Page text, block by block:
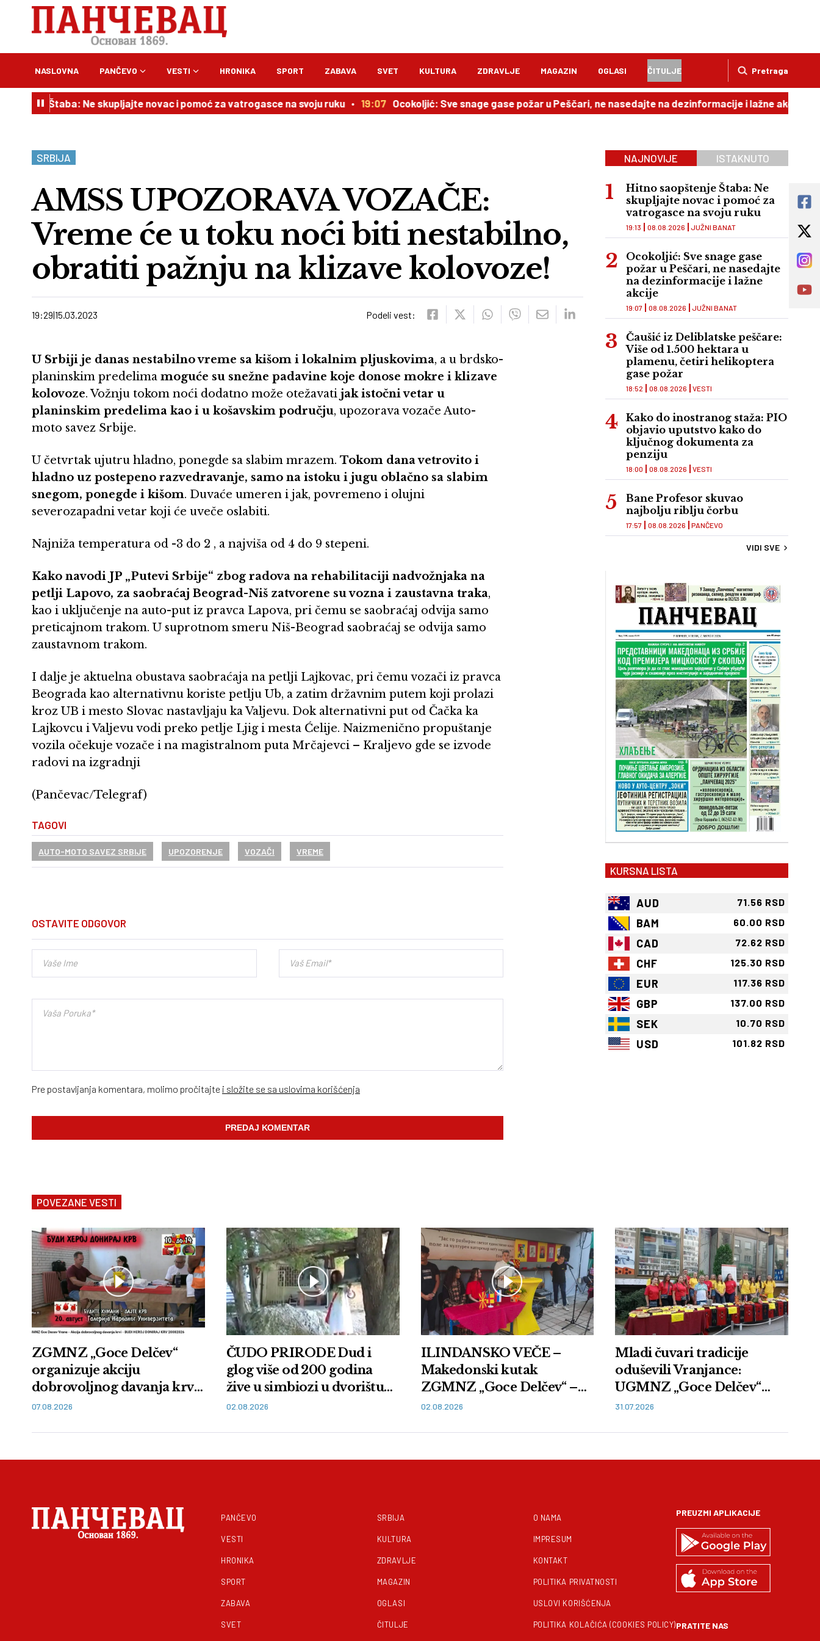
Pretraga
NASLOVNA PANČEVO VESTI HRONIKA SPORT ZABAVA SVET KULTURA ZDRAVLJE MAGAZIN OGLASI ČITULJE
Ne skupljajte novac i pomoć za vatrogasce na svoju ruku 19:07 Ocokoljić: Sve snage gase požar u Peščari, ne nasedajte na dezinformacije i lažne akcije 18:52
SRBIJA
AMSS UPOZORAVA VOZAČE:
Vreme će u toku noći biti nestabilno,
obratiti pažnju na klizave kolovoze!
19:29 15.03.2023 Podeli vest:
U Srbiji je danas nestabilno vreme sa kišom i lokalnim pljuskovima, a u brdsko-
planinskim predelima moguće su snežne padavine koje donose mokre i klizave
kolovoze. Vožnju tokom noći dodatno može otežavati jak istočni vetar u
planinskim predelima kao i u košavskim području, upozorava vozače Auto-
moto savez Srbije.
U četvrtak ujutru hladno, ponegde sa slabim mrazem. Tokom dana vetrovito i
hladno uz postepeno razvedravanje, samo na istoku i jugu oblačno sa slabim
snegom, ponegde i kišom. Duvaće umeren i jak, povremeno i olujni
severozapadni vetar koji će uveče oslabiti.
Najniža temperatura od -3 do 2 , a najviša od 4 do 9 stepeni.
Kako navodi JP „Putevi Srbije“ zbog radova na rehabilitaciji nadvožnjaka na
petlji Lapovo, za saobraćaj Beograd-Niš zatvorene su vozna i zaustavna traka,
kao i uključenje na auto-put iz pravca Lapova, pri čemu se saobraćaj odvija samo
preticajnom trakom. U suprotnom smeru Niš-Beograd saobraćaj se odvija samo
zaustavnom trakom.
I dalje je aktuelna obustava saobraćaja na petlji Lajkovac, pri čemu vozači iz pravca
Beograda kao alternativnu koriste petlju Ub, a zatim državnim putem koji prolazi
kroz UB i mesto Slovac nastavljaju ka Valjevu. Dok alternativni put od Čačka ka
Lajkovcu i Valjevu vodi preko petlje Ljig i mesta Ćelije. Naizmenično propuštanje
vozila očekuje vozače i na magistralnom puta Mrčajevci – Kraljevo gde se izvode
radovi na izgradnji
(Pančevac/Telegraf)
TAGOVI
AUTO-MOTO SAVEZ SRBIJE UPOZORENJE VOZAČI VREME
OSTAVITE ODGOVOR
Pre postavljanja komentara, molimo pročitajte i složite se sa uslovima korišćenja
NAJNOVIJE ISTAKNUTO
Hitno saopštenje Štaba: Ne
skupljajte novac i pomoć za
vatrogasce na svoju ruku
JUŽNI BANAT
19:13 08.08.2026
Ocokoljić: Sve snage gase
požar u Peščari, ne nasedajte
na dezinformacije i lažne
akcije
JUŽNI BANAT
19:07 08.08.2026
Čaušić iz Deliblatske peščare:
Više od 1.500 hektara u
plamenu, četiri helikoptera
gase požar
VESTI
18:52 08.08.2026
Kako do inostranog staža: PIO
objavio uputstvo kako do
ključnog dokumenta za
penziju
VESTI
18:00 08.08.2026
Bane Profesor skuvao
najbolju riblju čorbu
PANČEVO
17:57 08.08.2026
VIDI SVE
KURSNA LISTA
AUD 71.56 RSD
BAM 60.00 RSD
CAD 72.62 RSD
CHF 125.30 RSD
EUR 117.36 RSD
GBP 137.00 RSD
SEK 10.70 RSD
USD 101.82 RSD
POVEZANE VESTI
ZGMNZ „Goce Delčev“
organizuje akciju
dobrovoljnog davanja krvi
u Vranju: Budi heroj,
07.08.2026
ČUDO PRIRODE Dud i
glog više od 200 godina
žive u simbiozi u dvorištu
manastira Oreškovica
02.08.2026
ILINDANSKO VEČE –
Makedonski kutak
ZGMNZ „Goce Delčev“ –
Vranje
02.08.2026
Mladi čuvari tradicije
oduševili Vranjance:
UGMNZ „Goce Delčev“
uspešno predstavio
31.07.2026
PANČEVO
VESTI
HRONIKA
SPORT
ZABAVA
SVET
SRBIJA
KULTURA
ZDRAVLJE
MAGAZIN
OGLASI
ČITULJE
O NAMA
IMPRESUM
KONTAKT
POLITIKA PRIVATNOSTI
USLOVI KORIŠĆENJA
POLITIKA KOLAČIĆA (COOKIES POLICY)
PREUZMI APLIKACIJE
PRATITE NAS